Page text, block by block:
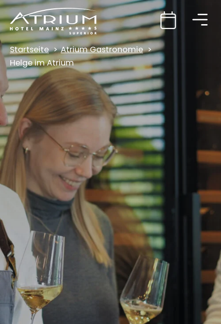
Startseite
Atrium Gastronomie
Helge im Atrium